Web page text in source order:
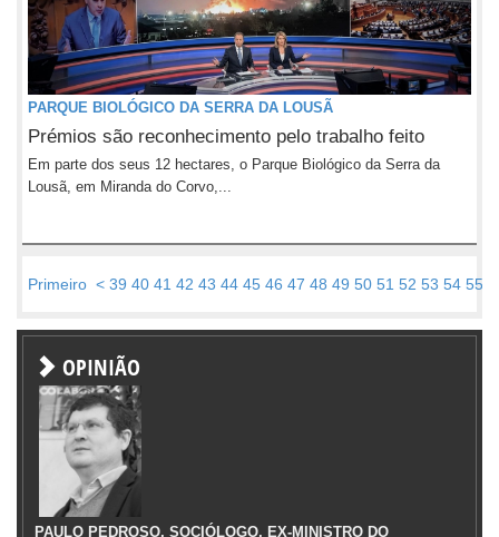
PARQUE BIOLÓGICO DA SERRA DA LOUSÃ
Prémios são reconhecimento pelo trabalho feito
Em parte dos seus 12 hectares, o Parque Biológico da Serra da
Lousã, em Miranda do Corvo,...
Primeiro < 39 40 41 42 43 44 45 46 47 48 49 50 51 52 53 54 55
OPINIÃO
PAULO PEDROSO, SOCIÓLOGO, EX-MINISTRO DO